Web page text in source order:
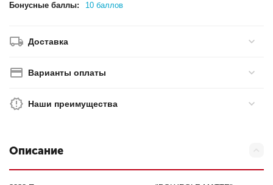
Бонусные баллы: 10 баллов
Доставка
Варианты оплаты
Наши преимущества
Описание